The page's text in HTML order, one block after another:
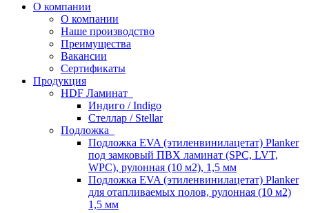
О компании
О компании
Наше производство
Преимущества
Вакансии
Сертификаты
Продукция
HDF Ламинат
Индиго / Indigo
Стеллар / Stellar
Подложка
Подложка EVA (этиленвинилацетат) Planker
под замковый ПВХ ламинат (SPC, LVT,
WPC), рулонная (10 м2), 1,5 мм
Подложка EVA (этиленвинилацетат) Planker
для отапливаемых полов, рулонная (10 м2)
1,5 мм